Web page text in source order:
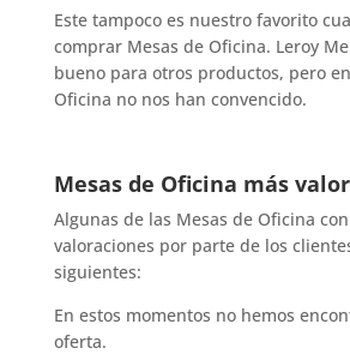
Este tampoco es nuestro favorito
comprar Mesas de Oficina. Leroy
bueno para otros productos, pero
Oficina no nos han convencido.
Mesas de Oficina más
Algunas de las Mesas de Oficina
valoraciones por parte de los
siguientes:
En estos momentos no hemos
oferta.